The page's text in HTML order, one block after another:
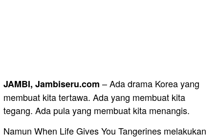
JAMBI, Jambiseru.com – Ada drama Korea yang
membuat kita tertawa. Ada yang membuat kita
tegang. Ada pula yang membuat kita menangis.
Namun When Life Gives You Tangerines melakukan